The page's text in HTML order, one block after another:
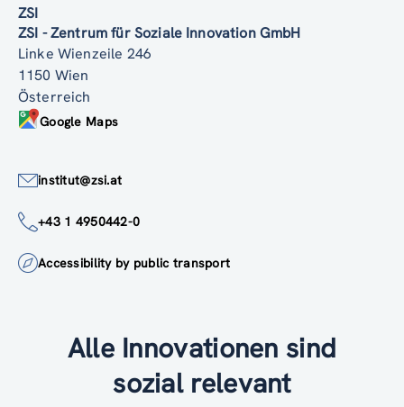
ZSI
ZSI - Zentrum für Soziale Innovation GmbH
Linke Wienzeile 246
1150 Wien
Österreich
Google Maps
institut@zsi.at
+43 1 4950442-0
Accessibility by public transport
Alle Innovationen sind
sozial relevant